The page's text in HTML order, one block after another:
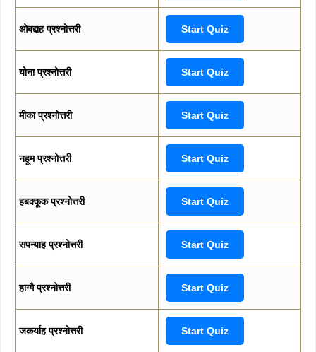
ओबद्दाह प्रश्नोत्तरी Start Quiz
योना प्रश्नोत्तरी Start Quiz
मीका प्रश्नोत्तरी Start Quiz
नहूम प्रश्नोत्तरी Start Quiz
हबक्कूक प्रश्नोत्तरी Start Quiz
सपन्याह प्रश्नोत्तरी Start Quiz
हाग्गै प्रश्नोत्तरी Start Quiz
जकर्याह प्रश्नोत्तरी Start Quiz